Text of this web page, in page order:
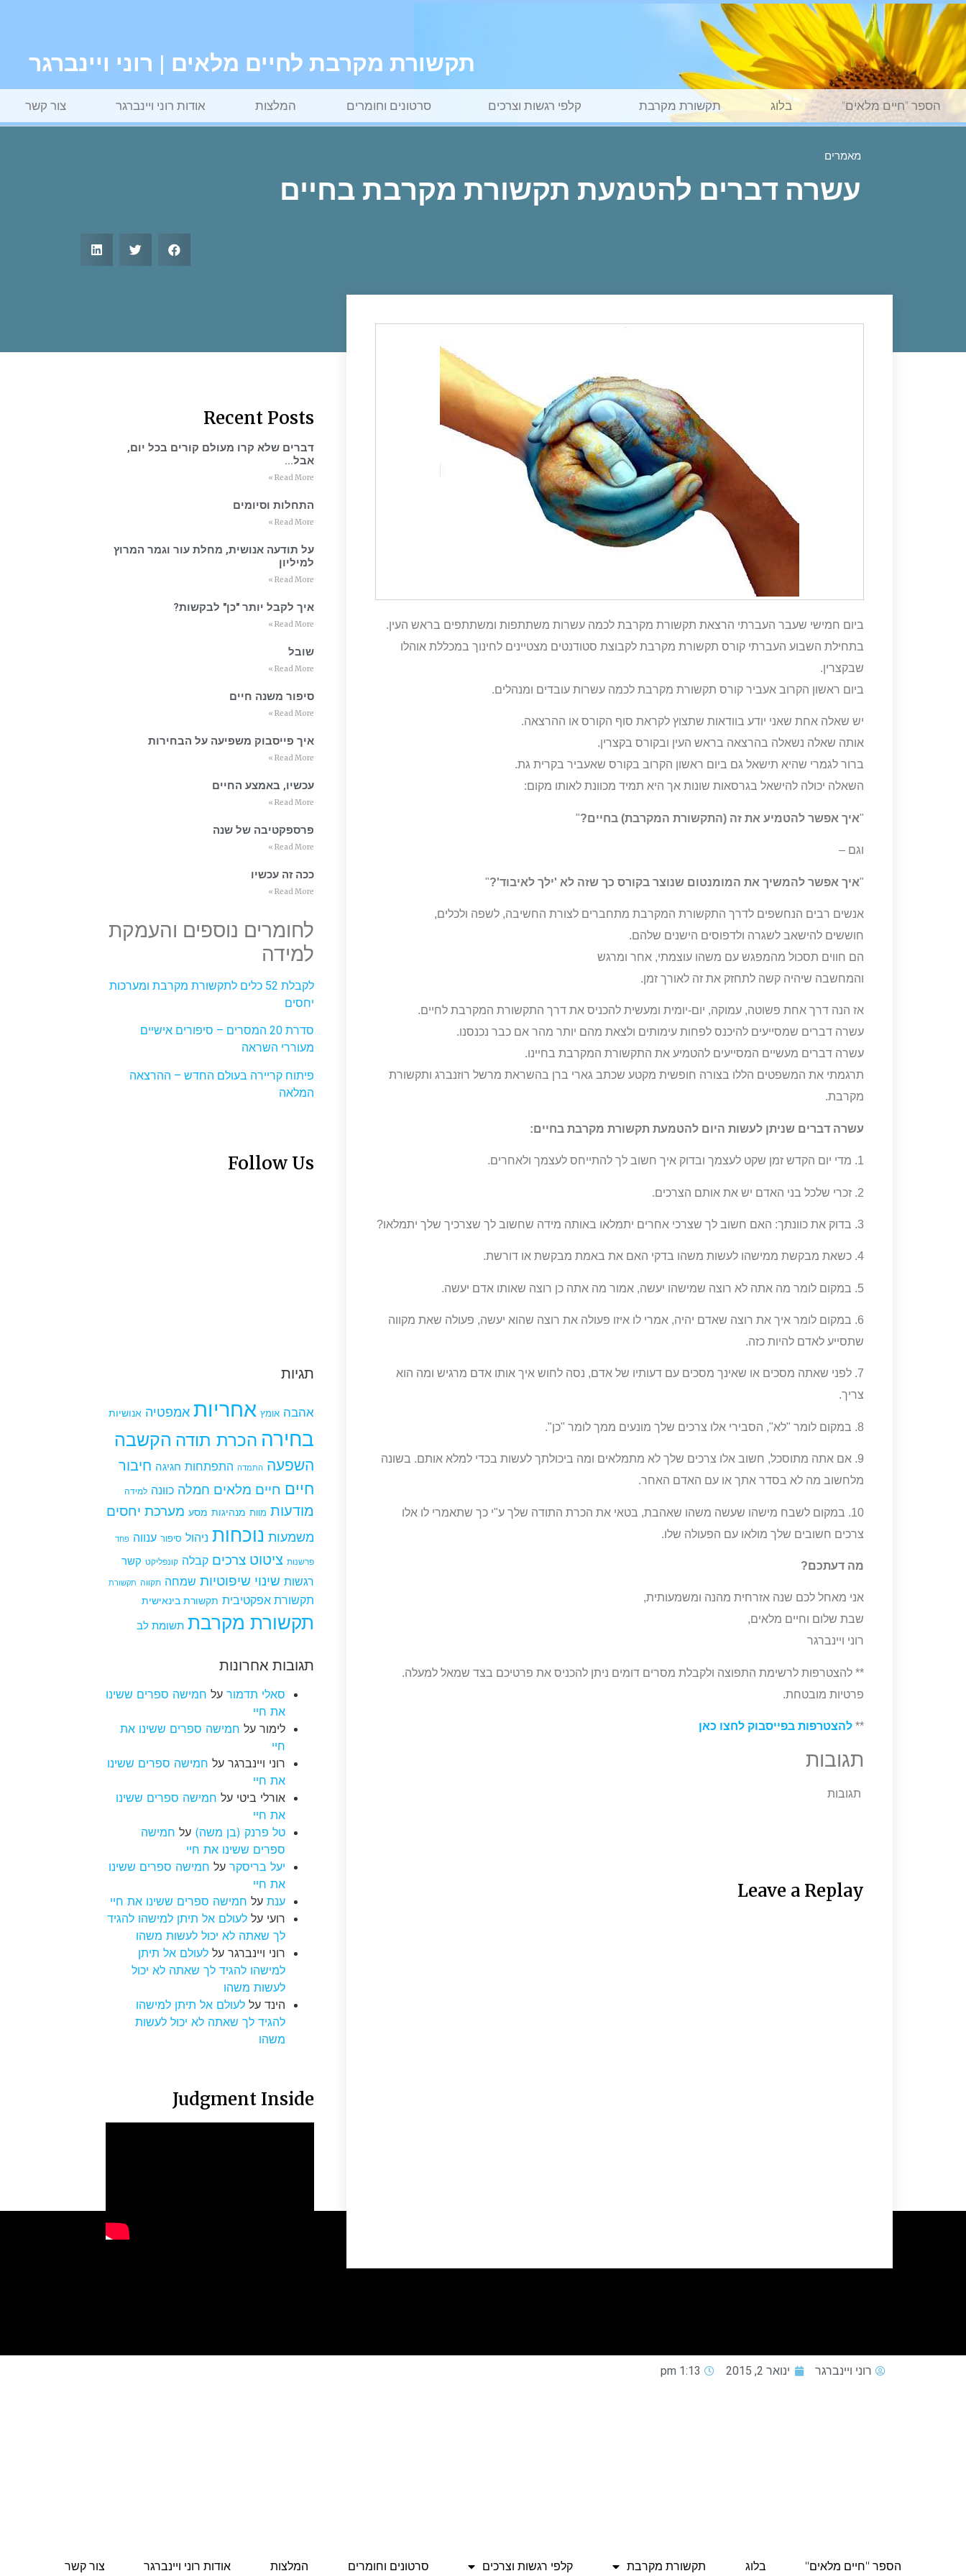
תקשורת מקרבת לחיים מלאים | רוני ויינברגר
הספר "חיים מלאים" בלוג תקשורת מקרבת קלפי רגשות וצרכים סרטונים וחומרים המלצות אודות רוני ויינברגר צור קשר
מאמרים
עשרה דברים להטמעת תקשורת מקרבת בחיים
ביום חמישי שעבר העברתי הרצאת תקשורת מקרבת לכמה עשרות משתתפות ומשתתפים בראש העין.
בתחילת השבוע העברתי קורס תקשורת מקרבת לקבוצת סטודנטים מצטיינים לחינוך במכללת אוהלו
שבקצרין.
ביום ראשון הקרוב אעביר קורס תקשורת מקרבת לכמה עשרות עובדים ומנהלים.
יש שאלה אחת שאני יודע בוודאות שתצוץ לקראת סוף הקורס או ההרצאה.
אותה שאלה נשאלה בהרצאה בראש העין ובקורס בקצרין.
ברור לגמרי שהיא תישאל גם ביום ראשון הקרוב בקורס שאעביר בקרית גת.
השאלה יכולה להישאל בגרסאות שונות אך היא תמיד מכוונת לאותו מקום:
"איך אפשר להטמיע את זה (התקשורת המקרבת) בחיים?"
וגם –
"איך אפשר להמשיך את המומנטום שנוצר בקורס כך שזה לא 'ילך לאיבוד'?"
אנשים רבים הנחשפים לדרך התקשורת המקרבת מתחברים לצורת החשיבה, לשפה ולכלים,
חוששים להישאב לשגרה ולדפוסים הישנים שלהם.
הם חווים תסכול מהמפגש עם משהו עוצמתי, אחר ומרגש
והמחשבה שיהיה קשה לתחזק את זה לאורך זמן.
אז הנה דרך אחת פשוטה, עמוקה, יום-יומית ומעשית להכניס את דרך התקשורת המקרבת לחיים.
עשרה דברים שמסייעים להיכנס לפחות עימותים ולצאת מהם יותר מהר אם כבר נכנסנו.
עשרה דברים מעשיים המסייעים להטמיע את התקשורת המקרבת בחיינו.
תרגמתי את המשפטים הללו בצורה חופשית מקטע שכתב גארי ברן בהשראת מרשל רוזנברג ותקשורת
מקרבת.
עשרה דברים שניתן לעשות היום להטמעת תקשורת מקרבת בחיים:
1. מדי יום הקדש זמן שקט לעצמך ובדוק איך חשוב לך להתייחס לעצמך ולאחרים.
2. זכרי שלכל בני האדם יש את אותם הצרכים.
3. בדוק את כוונתך: האם חשוב לך שצרכי אחרים יתמלאו באותה מידה שחשוב לך שצרכיך שלך יתמלאו?
4. כשאת מבקשת ממישהו לעשות משהו בדקי האם את באמת מבקשת או דורשת.
5. במקום לומר מה אתה לא רוצה שמישהו יעשה, אמור מה אתה כן רוצה שאותו אדם יעשה.
6. במקום לומר איך את רוצה שאדם יהיה, אמרי לו איזו פעולה את רוצה שהוא יעשה, פעולה שאת מקווה
שתסייע לאדם להיות כזה.
7. לפני שאתה מסכים או שאינך מסכים עם דעותיו של אדם, נסה לחוש איך אותו אדם מרגיש ומה הוא
צריך.
8. במקום לומר "לא", הסבירי אלו צרכים שלך מונעים ממך לומר "כן".
9. אם אתה מתוסכל, חשוב אלו צרכים שלך לא מתמלאים ומה ביכולתך לעשות בכדי למלא אותם. בשונה
מלחשוב מה לא בסדר אתך או עם האדם האחר.
10. במקום לשבח מישהו שעשה משהו שאהבת, בטאי את הכרת התודה שלך ע"י כך שתאמרי לו אלו
צרכים חשובים שלך מולאו עם הפעולה שלו.
מה דעתכם?
אני מאחל לכם שנה אזרחית מהנה ומשמעותית,
שבת שלום וחיים מלאים,
רוני ויינברגר
** להצטרפות לרשימת התפוצה ולקבלת מסרים דומים ניתן להכניס את פרטיכם בצד שמאל למעלה.
פרטיות מובטחת.
** להצטרפות בפייסבוק לחצו כאן
תגובות
תגובות
Leave a Replay
Recent Posts
דברים שלא קרו מעולם קורים בכל יום,
אבל…
Read More »
התחלות וסיומים
Read More »
על תודעה אנושית, מחלת עור וגמר המרוץ
למיליון
Read More »
איך לקבל יותר "כן" לבקשות?
Read More »
שובל
Read More »
סיפור משנה חיים
Read More »
איך פייסבוק משפיעה על הבחירות
Read More »
עכשיו, באמצע החיים
Read More »
פרספקטיבה של שנה
Read More »
ככה זה עכשיו
Read More »
לחומרים נוספים והעמקת
למידה
לקבלת 52 כלים לתקשורת מקרבת ומערכות
יחסים
סדרת 20 המסרים – סיפורים אישיים
מעוררי השראה
פיתוח קריירה בעולם החדש – ההרצאה
המלאה
Follow Us
תגיות
אהבה אומץ אחריות אמפטיה אנושיות
בחירה הכרת תודה הקשבה
השפעה התמדה התפתחות חגיגה חיבור
חיים חיים מלאים חמלה כוונה למידה
מודעות מוות מנהיגות מסע מערכת יחסים
משמעות נוכחות ניהול סיפור ענווה פחד
פרשנות ציטוט צרכים קבלה קונפליקט קשר
רגשות שינוי שיפוטיות שמחה תקווה תקשורת
תקשורת אפקטיבית תקשורת בינאישית
תקשורת מקרבת תשומת לב
תגובות אחרונות
סאלי תדמורעל חמישה ספרים ששינו
את חיי
לימורעל חמישה ספרים ששינו את
חיי
רוני ויינברגרעל חמישה ספרים ששינו
את חיי
אורלי ביטי על חמישה ספרים ששינו
את חיי
טל פרנק (בן משה) על חמישה
ספרים ששינו את חיי
יעל בריסקרעל חמישה ספרים ששינו
את חיי
ענתעל חמישה ספרים ששינו את חיי
רועי על לעולם אל תיתן למישהו להגיד
לך שאתה לא יכול לעשות משהו
רוני ויינברגרעל לעולם אל תיתן
למישהו להגיד לך שאתה לא יכול
לעשות משהו
הינדעל לעולם אל תיתן למישהו
להגיד לך שאתה לא יכול לעשות
משהו
Judgment Inside
רוני ויינברגר ינואר 2, 2015 1:13 pm
הספר "חיים מלאים" בלוג תקשורת מקרבת קלפי רגשות וצרכים סרטונים וחומרים המלצות אודות רוני ויינברגר צור קשר